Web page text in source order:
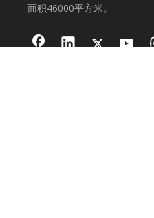
面积46000平方米。